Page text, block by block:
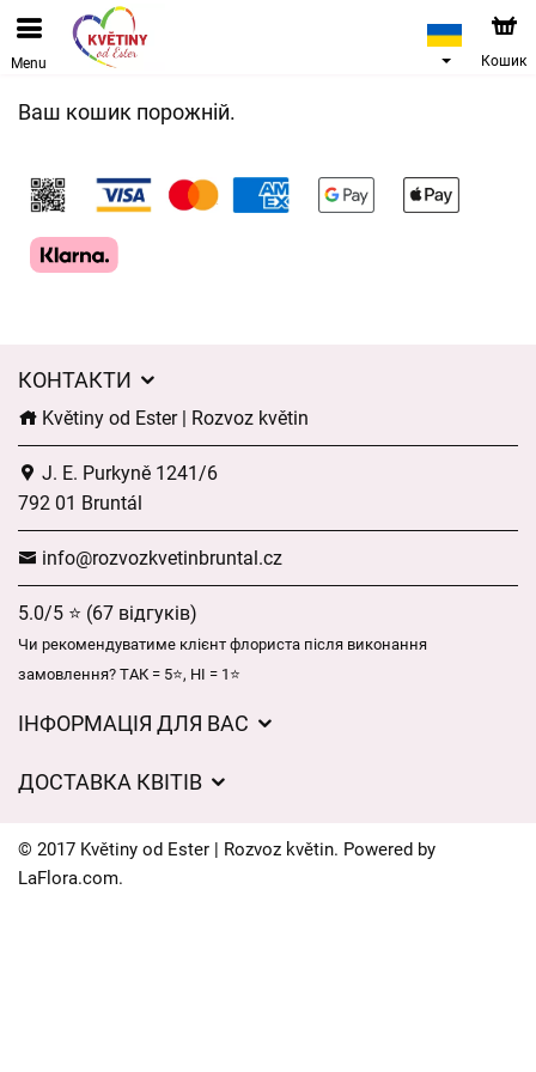
Menu Кошик
Ваш кошик порожній.
КОНТАКТИ
Květiny od Ester | Rozvoz květin
J. E. Purkyně 1241/6
792 01 Bruntál
info@rozvozkvetinbruntal.cz
5.0/5 ⭐ (67 відгуків)
Чи рекомендуватиме клієнт флориста після виконання
замовлення? ТАК = 5⭐, НІ = 1⭐
ІНФОРМАЦІЯ ДЛЯ ВАС
Захист персональних даних
Час доставки квітів – огляд можливостей
ДОСТАВКА КВІТІВ
Куди ми доставляємо квіти
© 2017 Květiny od Ester | Rozvoz květin. Powered by
LaFlora.com.